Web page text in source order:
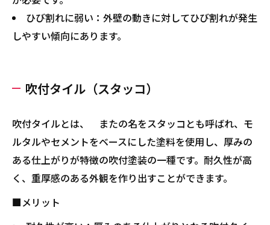
ひび割れに弱い：外壁の動きに対してひび割れが発生
しやすい傾向にあります。
吹付タイル（スタッコ）
吹付タイルとは、 またの名をスタッコとも呼ばれ、モ
ルタルやセメントをベースにした塗料を使用し、厚みの
ある仕上がりが特徴の吹付塗装の一種です。耐久性が高
く、重厚感のある外観を作り出すことができます。
■メリット